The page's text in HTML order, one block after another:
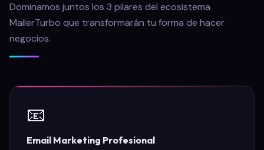
Dominamos juntos los 3 pilares del ecosistema
MailerTurbo que transformarán tu forma de hacer
negocios.
📧
Email Marketing Profesional